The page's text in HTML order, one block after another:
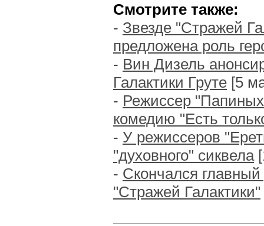
Смотрите также:
- Звезде "Стражей
предложена роль
- Вин Дизель
Галактики Груте [5
- Режиссер
комедию "Есть
- У режиссеров
"духовного" сиквела
- Скончался
"Стражей Галактики"